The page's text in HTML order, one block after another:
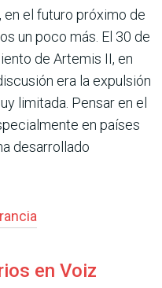
en el futuro próximo de
un poco más. El 30 de
de Artemis II, en
era la expulsión
limitada. Pensar en el
en países
desarrollado
en Voiz